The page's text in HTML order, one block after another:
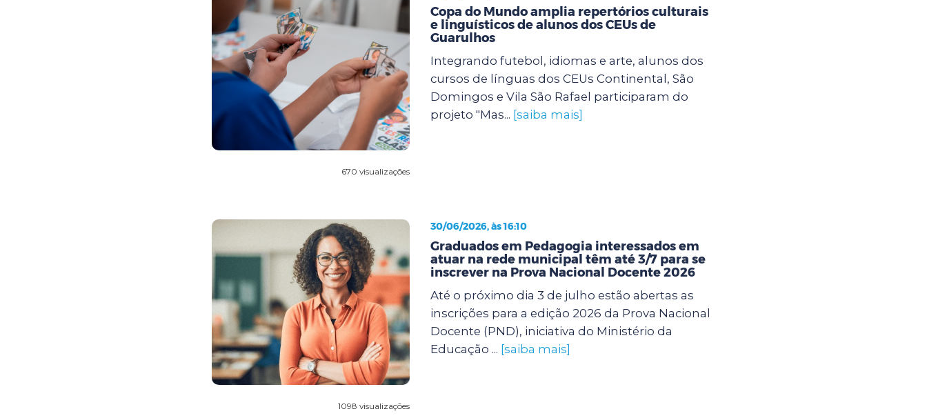
670 visualizações
Copa do Mundo amplia repertórios culturais
e linguísticos de alunos dos CEUs de
Guarulhos
Integrando futebol, idiomas e arte, alunos dos
cursos de línguas dos CEUs Continental, São
Domingos e Vila São Rafael participaram do
projeto "Mas... [saiba mais]
1098 visualizações
30/06/2026, às 16:10
Graduados em Pedagogia interessados em
atuar na rede municipal têm até 3/7 para se
inscrever na Prova Nacional Docente 2026
Até o próximo dia 3 de julho estão abertas as
inscrições para a edição 2026 da Prova Nacional
Docente (PND), iniciativa do Ministério da
Educação ... [saiba mais]